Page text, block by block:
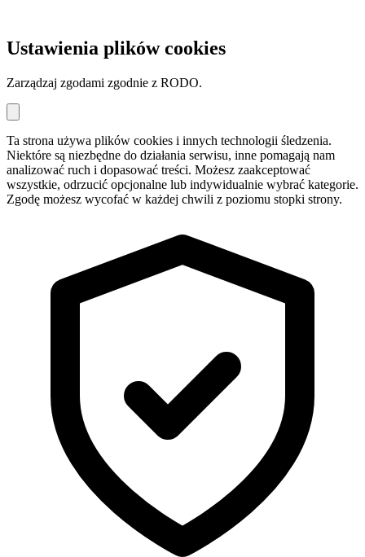
Ustawienia plików cookies
Zarządzaj zgodami zgodnie z RODO.
Ta strona używa plików cookies i innych technologii śledzenia.
Niektóre są niezbędne do działania serwisu, inne pomagają nam
analizować ruch i dopasować treści. Możesz zaakceptować
wszystkie, odrzucić opcjonalne lub indywidualnie wybrać kategorie.
Zgodę możesz wycofać w każdej chwili z poziomu stopki strony.